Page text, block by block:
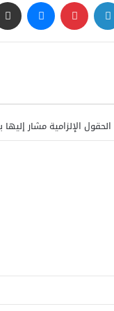
الحقول الإلزامية مشار إليها